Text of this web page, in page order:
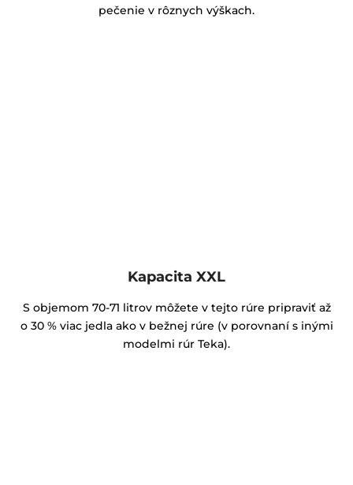
pečenie v rôznych výškach.
Kapacita XXL
S objemom 70-71 litrov môžete v tejto rúre pripraviť až
o 30 % viac jedla ako v bežnej rúre (v porovnaní s inými
modelmi rúr Teka).